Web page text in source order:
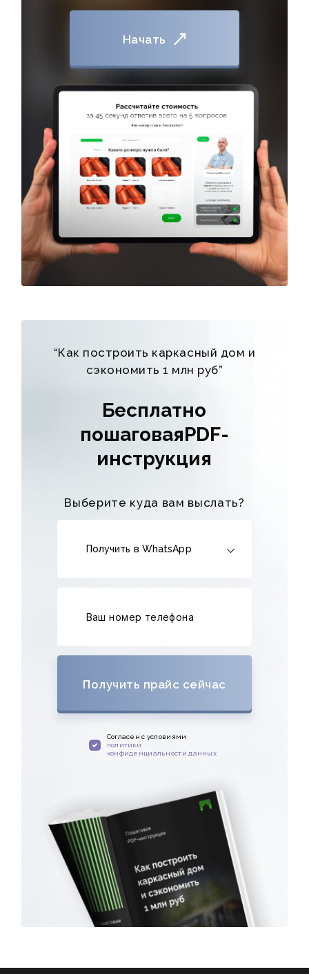
Начать
“Как построить каркасный дом и
сэкономить 1 млн руб”
Бесплатно
пошаговаяPDF-
инструкция
Выберите куда вам выслать?
Получить в WhatsApp
Получить прайс сейчас
Cогласен с условиями
политики
конфиденциальности данных